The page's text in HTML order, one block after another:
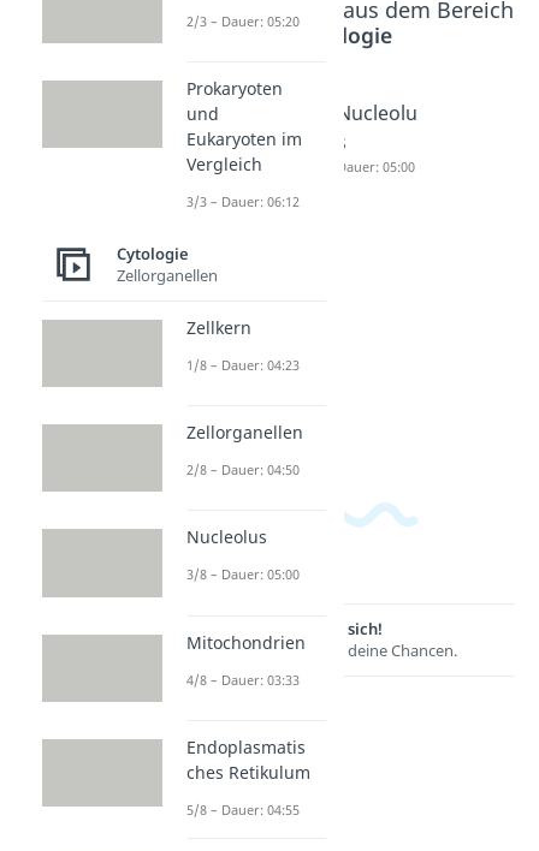
Beliebte Inhalte aus dem Bereich
Cytologie
Zellkern
Dauer: 04:23 nellen
Dauer: 04:50
Nucleolu
s
Dauer: 05:00
Lernen lohnt sich!
Entdecke hier deine Chancen.
2/3 – Dauer: 05:20
Prokaryoten
und
Eukaryoten im
Vergleich
3/3 – Dauer: 06:12
Cytologie
Zellorganellen
Zellkern
1/8 – Dauer: 04:23
Zellorganellen
2/8 – Dauer: 04:50
Nucleolus
3/8 – Dauer: 05:00
Mitochondrien
4/8 – Dauer: 03:33
Endoplasmatis
ches Retikulum
5/8 – Dauer: 04:55